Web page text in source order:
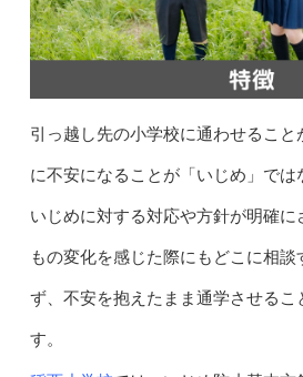
引っ越し先の小学校に通わせるこ
に不安になることが「いじめ」では
いじめに対する対応や方針が明確
もの変化を感じた際にもどこに相談
ず、不安を抱えたまま通学させるこ
す。